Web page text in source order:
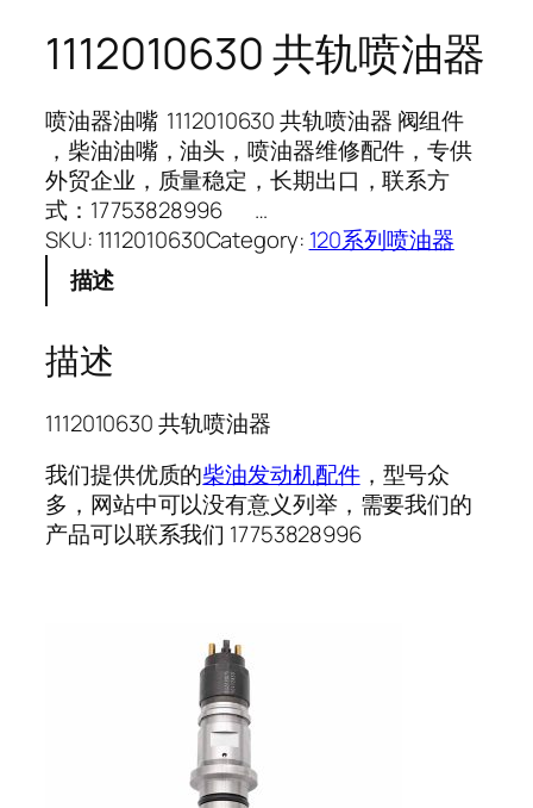
1112010630 共轨喷油器
喷油器油嘴 1112010630 共轨喷油器 阀组件
，柴油油嘴，油头，喷油器维修配件，专供
外贸企业，质量稳定，长期出口，联系方
式：17753828996 …
SKU: 1112010630Category: 120系列喷油器
描述
描述
1112010630 共轨喷油器
我们提供优质的柴油发动机配件，型号众
多，网站中可以没有意义列举，需要我们的
产品可以联系我们 17753828996